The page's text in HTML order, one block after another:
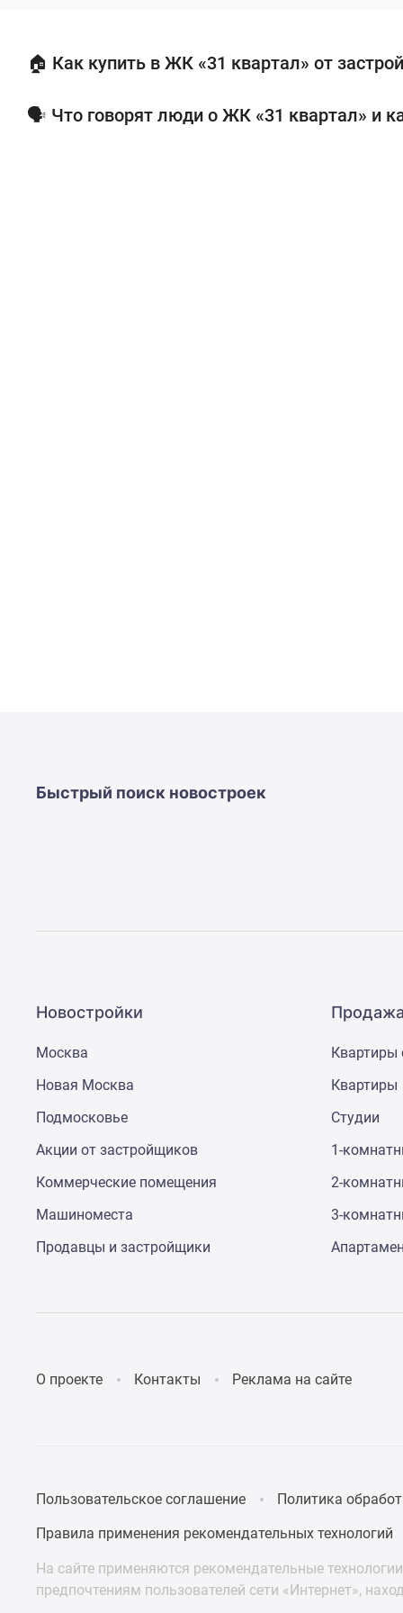
🏠 Как купить в ЖК «31 квартал» от
🗣 Что говорят люди о ЖК «31 квартал» и
Быстрый поиск новостроек
Новостройки
Москва
Новая Москва
Подмосковье
Акции от застройщиков
Коммерческие помещения
Машиноместа
Продавцы и застройщики
Квартиры
Квартиры
Студии
1-
2-
3-
О проекте Контакты Реклама на сайте
Пользовательское соглашение
Политика
Правила применения рекомендательных технологий
На сайте применяются рекомендательные
предпочтениям пользователей сети «Интернет»,